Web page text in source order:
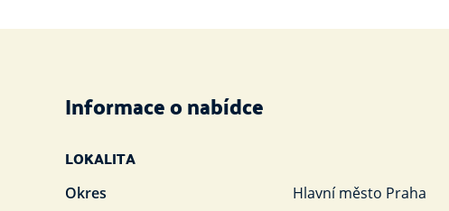
Informace o nabídce
LOKALITA
Okres Hlavní město Praha